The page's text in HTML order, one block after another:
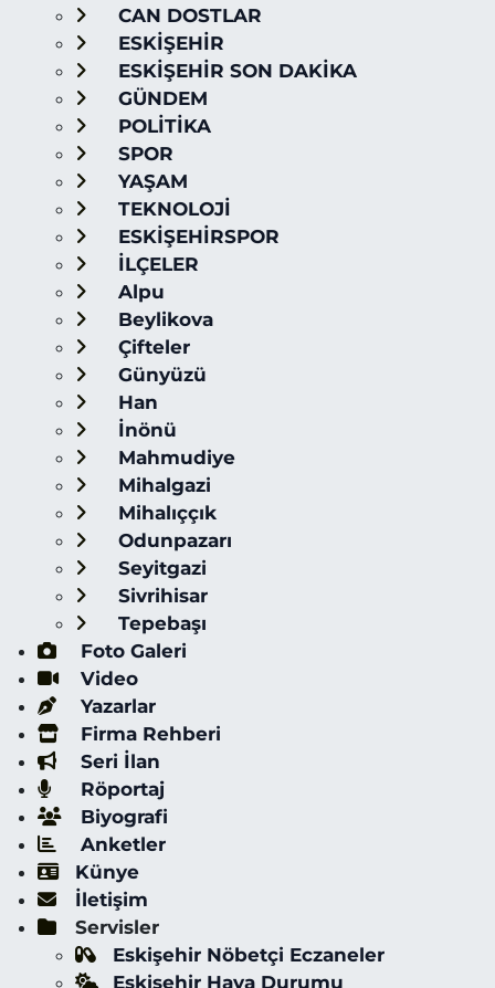
CAN DOSTLAR
ESKİŞEHİR
ESKİŞEHİR SON DAKİKA
GÜNDEM
POLİTİKA
SPOR
YAŞAM
TEKNOLOJİ
ESKİŞEHİRSPOR
İLÇELER
Alpu
Beylikova
Çifteler
Günyüzü
Han
İnönü
Mahmudiye
Mihalgazi
Mihalıççık
Odunpazarı
Seyitgazi
Sivrihisar
Tepebaşı
Foto Galeri
Video
Yazarlar
Firma Rehberi
Seri İlan
Röportaj
Biyografi
Anketler
Künye
İletişim
Servisler
Eskişehir Nöbetçi Eczaneler
Eskişehir Hava Durumu